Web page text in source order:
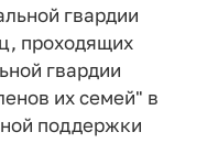
гвардии
проходящих
гвардии
их семей" в
поддержки